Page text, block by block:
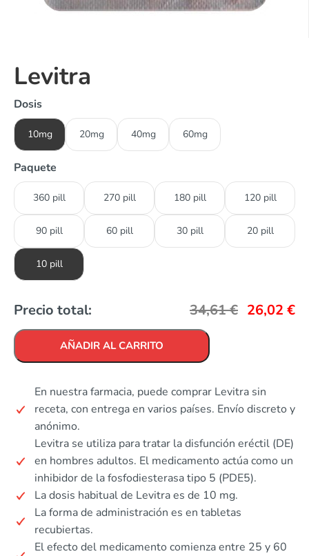
Levitra
Dosis
10mg 20mg 40mg 60mg
Paquete
360 pill 270 pill 180 pill 120 pill
90 pill 60 pill 30 pill 20 pill
10 pill
Precio total: 34,61€ 26,02 €
AÑADIR AL CARRITO
En nuestra farmacia, puede comprar Levitra sin
receta, con entrega en varios países. Envío discreto y
anónimo.
Levitra se utiliza para tratar la disfunción eréctil (DE)
en hombres adultos. El medicamento actúa como un
inhibidor de la fosfodiesterasa tipo 5 (PDE5).
La dosis habitual de Levitra es de 10 mg.
La forma de administración es en tabletas
recubiertas.
El efecto del medicamento comienza entre 25 y 60